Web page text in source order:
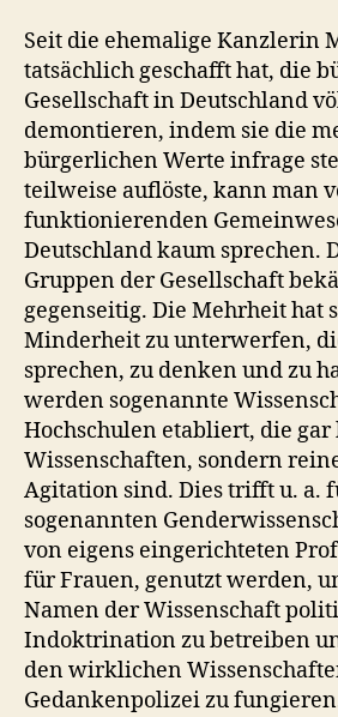
Seit die ehemalige Kanzlerin
tatsächlich geschafft hat, die
Gesellschaft in Deutschland
demontieren, indem sie die
bürgerlichen Werte infrage
teilweise auflöste, kann man
funktionierenden
Deutschland kaum sprechen.
Gruppen der Gesellschaft
gegenseitig. Die Mehrheit hat
Minderheit zu unterwerfen,
sprechen, zu denken und zu
werden sogenannte
Hochschulen etabliert, die gar
Wissenschaften, sondern
Agitation sind. Dies trifft u. a.
sogenannten
von eigens eingerichteten
für Frauen, genutzt werden,
Namen der Wissenschaft
Indoktrination zu betreiben
den wirklichen
Gedankenpolizei zu